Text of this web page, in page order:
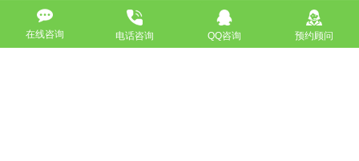
在线咨询 电话咨询 QQ咨询 预约顾问